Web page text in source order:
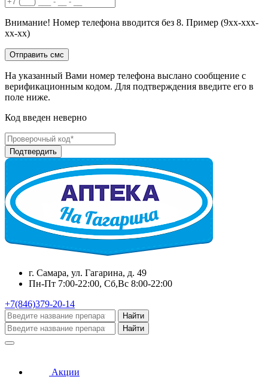
Внимание! Номер телефона вводится без 8. Пример (9хх-ххх-
хх-хх)
На указанный Вами номер телефона выслано сообщение с
верификационным кодом. Для подтверждения введите его в
поле ниже.
Код введен неверно
г. Самара, ул. Гагарина, д. 49
Пн-Пт 7:00-22:00, Сб,Вс 8:00-22:00
+7(846)379-20-14
Найти
Найти
Акции